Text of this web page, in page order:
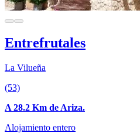
Entrefrutales
La Vilueña
(53)
A 28.2 Km de Ariza.
Alojamiento entero